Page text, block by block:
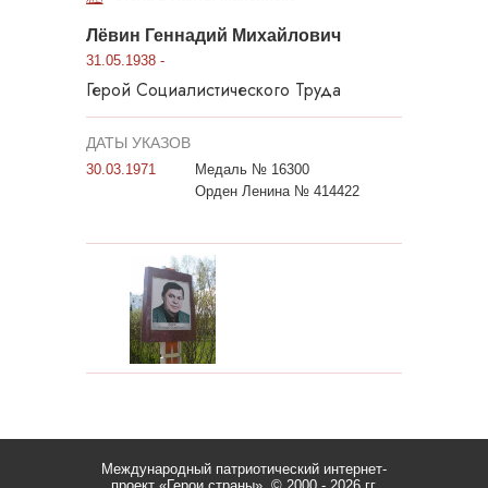
Лёвин Геннадий Михайлович
31.05.1938 -
Герой Социалистического Труда
ДАТЫ УКАЗОВ
30.03.1971
Медаль № 16300
Орден Ленина № 414422
Международный патриотический интернет-